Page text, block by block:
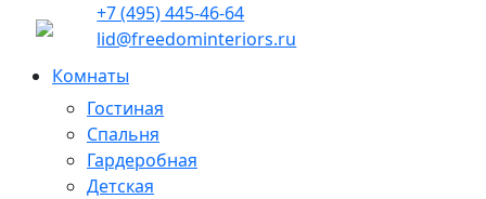
+7 (495) 445-46-64
lid@freedominteriors.ru
Комнаты
Гостиная
Спальня
Гардеробная
Детская